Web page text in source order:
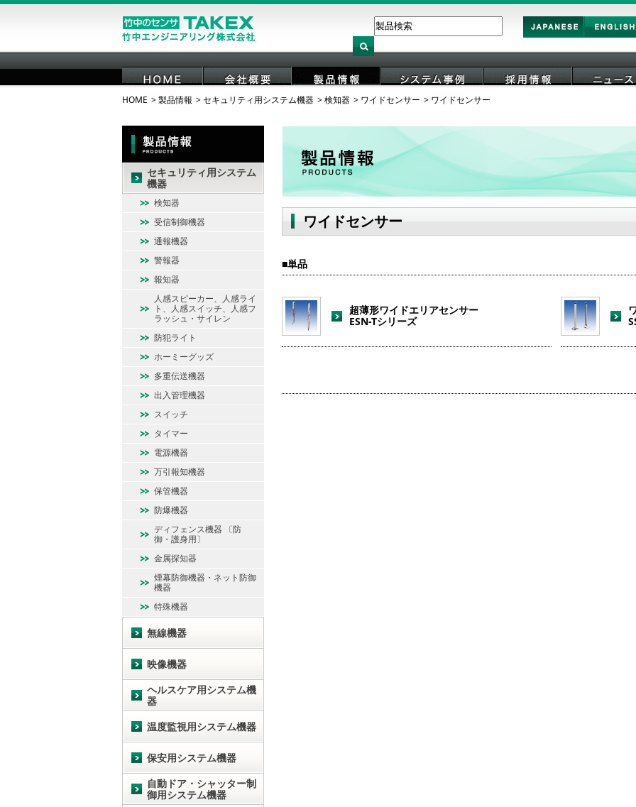
Japan English
HOME 会社概要 製品情報 システム事例
HOME 製品情報 セキュリティ用システム機器 検知器 ワイドセンサー ワイドセンサー
ワイドセンサー
単品
超薄形ワイドエリアセンサー
ESN-Tシリーズ
セキュリティ用システム
機器
検知器
受信制御機器
通報機器
警報器
報知器
人感スピーカー、人感ライ
ト、人感スイッチ、人感フ
ラッシュ・サイレン
防犯ライト
ホーミーグッズ
多重伝送機器
出入管理機器
スイッチ
タイマー
電源機器
万引報知機器
保管機器
防爆機器
ディフェンス機器 〔防
御・護身用〕
金属探知器
煙幕防御機器・ネット防御
機器
特殊機器
無線機器
映像機器
ヘルスケア用システム機
器
温度監視用システム機器
保安用システム機器
自動ドア・シャッター制
御用システム機器